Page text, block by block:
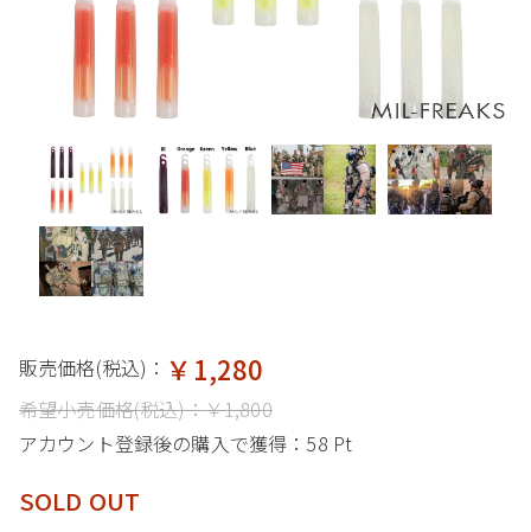
販売価格(税込)： ￥1,280
希望小売価格(税込)：￥1,800
アカウント登録後の購入で獲得： 58 Pt
SOLD OUT